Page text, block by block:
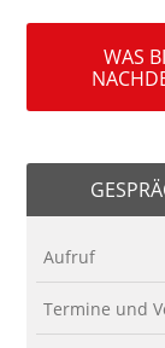
WAS
Aufruf
Termine und